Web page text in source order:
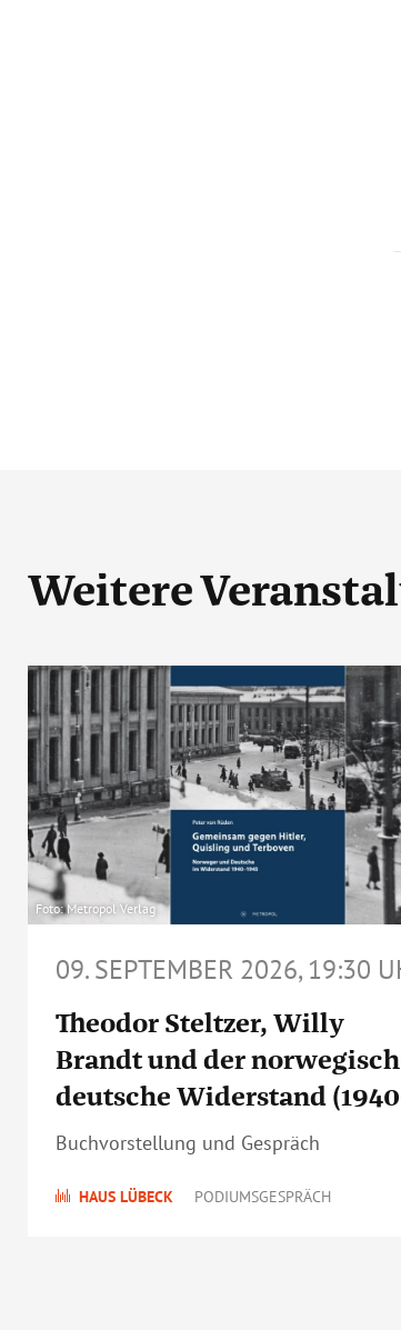
Weitere
Foto: Metropol Verlag
09. SEPTEMBER 2026, 19:30
Theodor Steltzer, Willy
Brandt und der
deutsche Widerstand
1945)
Buchvorstellung und Gespräch
HAUS LÜBECK PODIUMSGESPRÄCH